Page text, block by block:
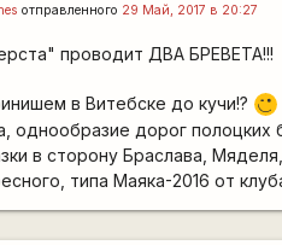
отправленного 29 Май, 2017 в 20:27
проводит ДВА БРЕВЕТА!!!
в Витебске до кучи!?
;)
однообразие дорог
в сторону Браслава,
типа Маяка-2016 от